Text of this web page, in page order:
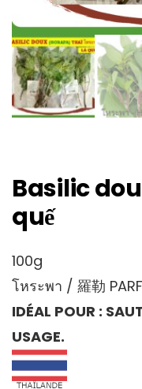
Basilic
quế
100g
โหระพา / 羅勒
IDÉAL POUR :
USAGE.